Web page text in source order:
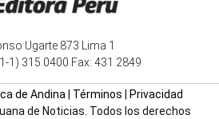
Ugarte 873 Lima 1
1) 315 0400 Fax: 431 2849
de Andina| Términos
Privacidad
de Noticias. Todos los derechos